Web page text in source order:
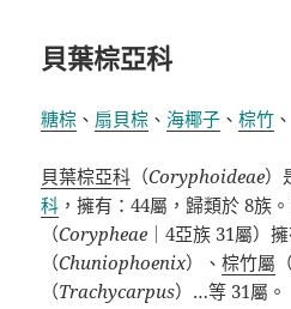
貝葉棕亞科
糖棕 、 扇貝棕 、 海椰子 、棕竹 、
貝葉棕亞科 （Coryphoideae）
科 ，擁有：44屬，歸類於 8族
（Corypheae ｜4亞族 31屬）
（Chuniophoenix）、棕竹屬 （
（Trachycarpus） …等 31屬。